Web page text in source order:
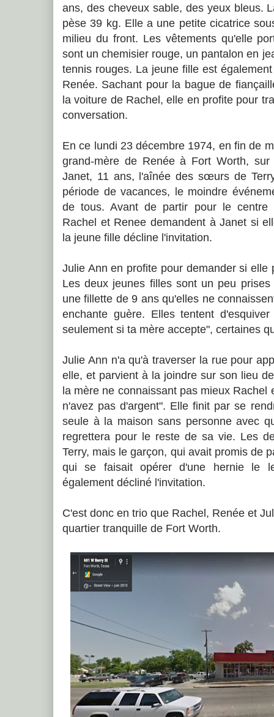
ans, des cheveux sable, des yeux bleus.
pèse 39 kg. Elle a une petite cicatrice
milieu du front. Les vêtements qu'elle
sont un chemisier rouge, un pantalon en
tennis rouges. La jeune fille est
Renée. Sachant pour la bague de
la voiture de Rachel, elle en profite pour
conversation.
En ce lundi 23 décembre 1974, en fin de
grand-mère de Renée à Fort Worth,
Janet, 11 ans, l'aînée des sœurs de
période de vacances, le moindre
de tous. Avant de partir pour le centre
Rachel et Renee demandent à Janet si
la jeune fille décline l'invitation.
Julie Ann en profite pour demander si
Les deux jeunes filles sont un peu
une fillette de 9 ans qu'elles ne
enchante guère. Elles tentent
seulement si ta mère accepte", certaines
Julie Ann n'a qu'à traverser la rue pour
elle, et parvient à la joindre sur son lieu
la mère ne connaissant pas mieux Rachel
n'avez pas d'argent". Elle finit par se
seule à la maison sans personne avec
regrettera pour le reste de sa vie. Les
Terry, mais le garçon, qui avait promis de
qui se faisait opérer d'une hernie le
également décliné l'invitation.
C'est donc en trio que Rachel, Renée et
quartier tranquille de Fort Worth.